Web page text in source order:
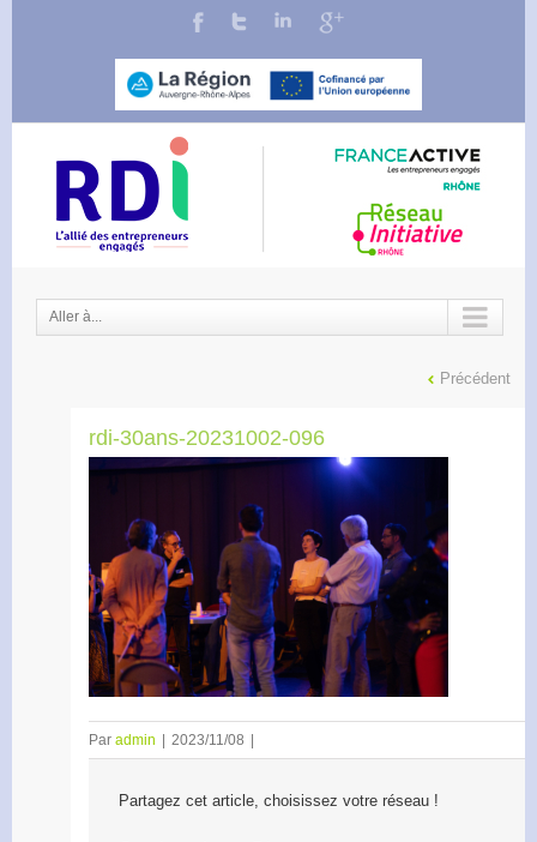
Aller à...
Précédent
rdi-30ans-20231002-096
Par admin 2023/11/08
Partagez cet article, choisissez votre réseau !